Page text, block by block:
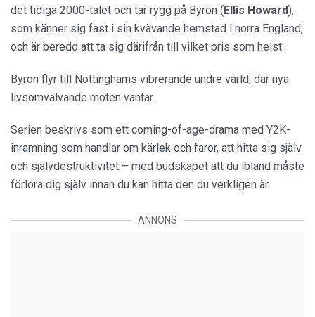
det tidiga 2000-talet och tar rygg på Byron ( Ellis Howard),
som känner sig fast i sin kvävande hemstad i norra England,
och är beredd att ta sig därifrån till vilket pris som helst.
Byron flyr till Nottinghams vibrerande undre värld, där nya
livsomvälvande möten väntar.
Serien beskrivs som ett coming-of-age-drama med Y2K-
inramning som handlar om kärlek och faror, att hitta sig själv
och självdestruktivitet – med budskapet att du ibland måste
förlora dig själv innan du kan hitta den du verkligen är.
ANNONS